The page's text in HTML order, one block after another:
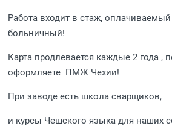
Работа входит в стаж, оплачиваемый
больничный!
Карта продлевается каждые 2 года ,
оформляете ПМЖ Чехии!
При заводе есть школа сварщиков,
и курсы Чешского языка для наших